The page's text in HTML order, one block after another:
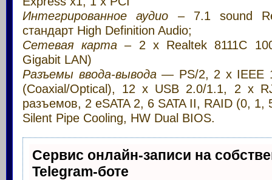
Интегрированное аудио – 7.1 sound
стандарт High Definition Audio;
Сетевая карта – 2 x Realtek 8111C
Gigabit LAN)
Разъемы ввода-вывода— PS/2, 2 x IEEE
(Coaxial/Optical), 12 x USB 2.0/1.1, 2 x
разъемов, 2 eSATA 2, 6 SATA II, RAID (0, 1,
Silent Pipe Cooling, HW Dual BIOS.
Сервис онлайн-записи на
Telegram-боте